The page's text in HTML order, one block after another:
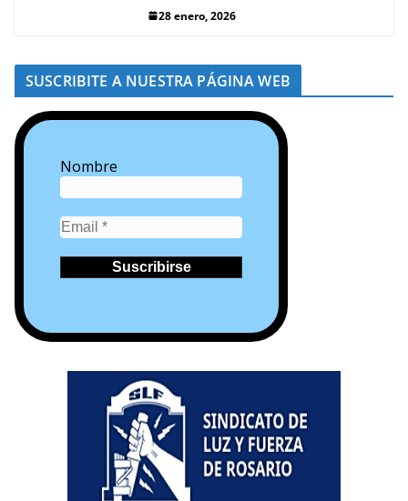
28 enero, 2026
SUSCRIBITE A NUESTRA PÁGINA WEB
Nombre